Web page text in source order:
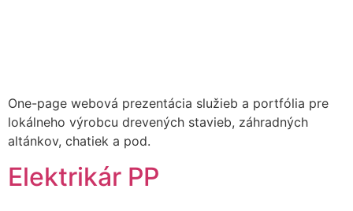
One-page webová prezentácia služieb a portfólia pre
lokálneho výrobcu drevených stavieb, záhradných
altánkov, chatiek a pod.
Elektrikár PP